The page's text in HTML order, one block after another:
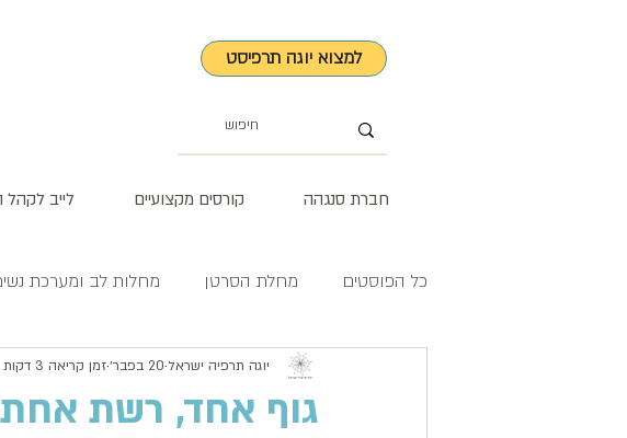
למצוא יוגה תרפיסט
חברת סנגהה קורסים מקצועיים לייב לקהל
כל הפוסטים מחלת הסרטן מחלות לב ומערכת
סטרס וחרדה
גוף אחד, רשת
יוגה תרפיה ישראל 20 בפבר׳ זמן קריאה 3 דקות